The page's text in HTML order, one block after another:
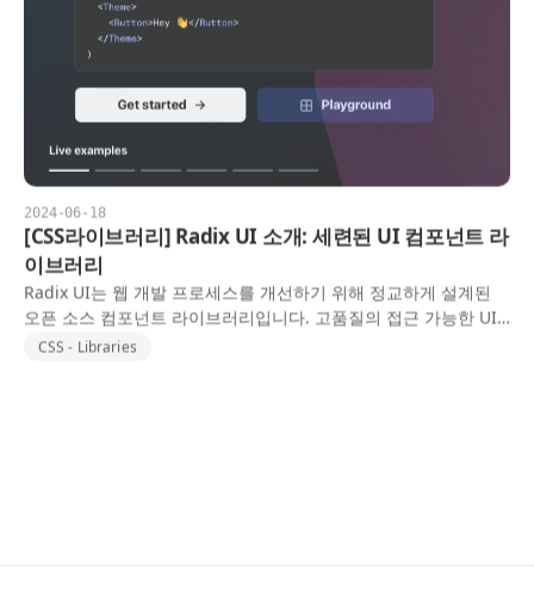
2024-06-18
[CSS라이브러리] Radix UI 소개: 세련된 UI 컴포넌트 라
이브러리
Radix UI는 웹 개발 프로세스를 개선하기 위해 정교하게 설계된
오픈 소스 컴포넌트 라이브러리입니다. 고품질의 접근 가능한 UI
컴포넌트를 포괄적으로 제공하여 빠른 개발과 쉬운 유지 보수를
CSS - Libraries